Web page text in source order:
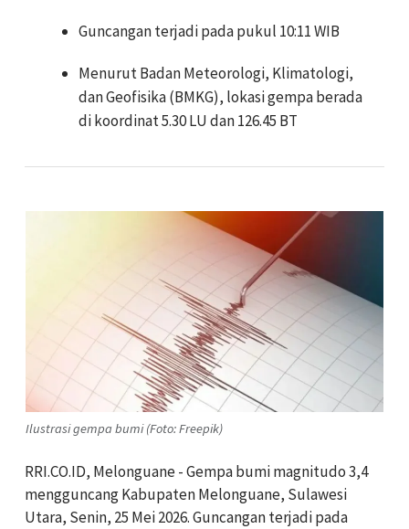
Guncangan terjadi pada pukul 10:11 WIB
Menurut Badan Meteorologi, Klimatologi,
dan Geofisika (BMKG), lokasi gempa berada
di koordinat 5.30 LU dan 126.45 BT
Ilustrasi gempa bumi (Foto: Freepik)
RRI.CO.ID, Melonguane - Gempa bumi magnitudo 3,4
mengguncang Kabupaten Melonguane, Sulawesi
Utara, Senin, 25 Mei 2026. Guncangan terjadi pada